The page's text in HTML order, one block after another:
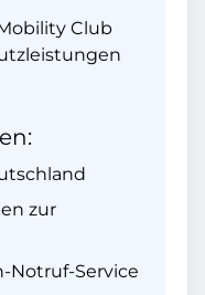
Club
zur
Notruf-Service